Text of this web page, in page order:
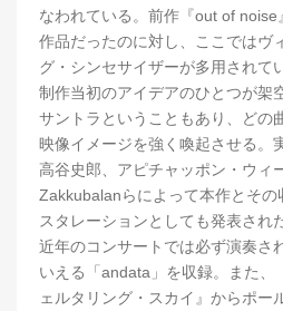
なわれている。前作『out of
作品だったのに対し、ここではヴ
グ・シンセサイザーが多用されて
制作当初のアイデアのひとつが架
サントラということもあり、どの
映像イメージを強く喚起させる。
高谷史郎、アピチャッポン・ウィ
Zakkubalanらによって本作とその
スタレーションとしても発表され
近年のコンサートでは必ず演奏さ
いえる「andata」を収録。また、
ェルタリング・スカイ』からポー